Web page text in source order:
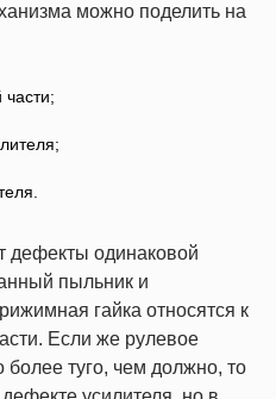
можно поделить на
дефекты одинаковой
пыльник и
гайка относятся к
Если же рулевое
более туго, чем должно, то